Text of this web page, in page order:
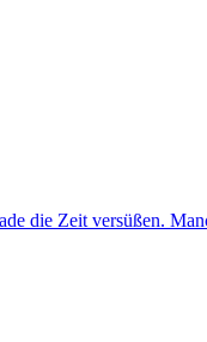
die Zeit versüßen.